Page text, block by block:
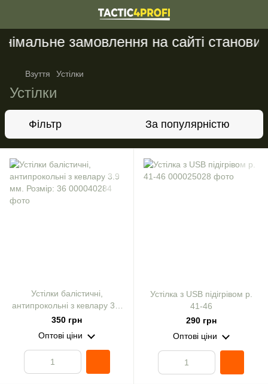
замовлення на сайті становить
Взуття Устілки
Устілки
Фільтр За популярністю
Устілки балістичні,
антипрокольні з кевлару 3.9
мм. Розмір: 36
350 грн
Оптові ціни
Устілка з USB підігрівом р.
41-46
290 грн
Оптові ціни